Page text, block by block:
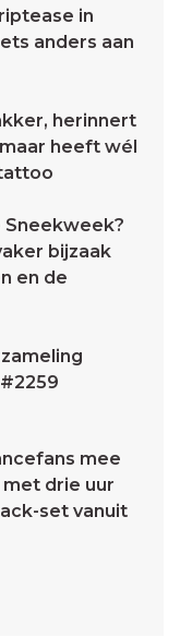
in
anders aan
herinnert
heeft wél
Sneekweek?
bijzaak
en de
mee
drie uur
set vanuit